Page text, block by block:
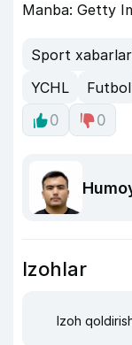
Manba: Getty
Sport
YCHL
Futbol
0
0
Izohlar
Izoh